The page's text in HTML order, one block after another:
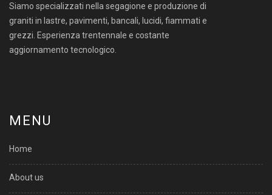
Siamo specializzati nella segagione e produzione di
graniti in lastre, pavimenti, bancali, lucidi, fiammati e
grezzi. Esperienza trentennale e costante
aggiornamento tecnologico.
MENU
Home
About us